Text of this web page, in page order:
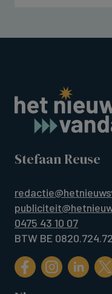
Stefaan Reuse
0475 43 10 07
BTW BE